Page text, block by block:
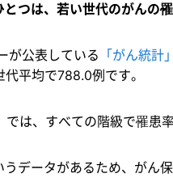
つは、若い世代のがんの
が公表している 「がん統計
平均で788.0例です。
は、すべての階級で罹患
データがあるため、がん